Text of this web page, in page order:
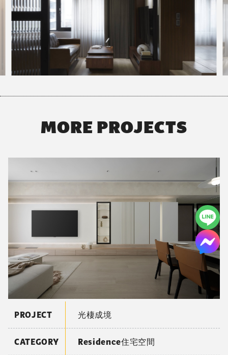
MORE PROJECTS
PROJECT 光棲成境
CATEGORY Residence住宅空間